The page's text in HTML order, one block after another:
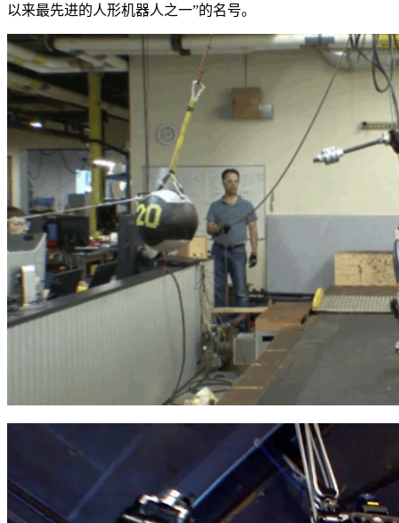
以来最先进的人形机器人之一”的名号。